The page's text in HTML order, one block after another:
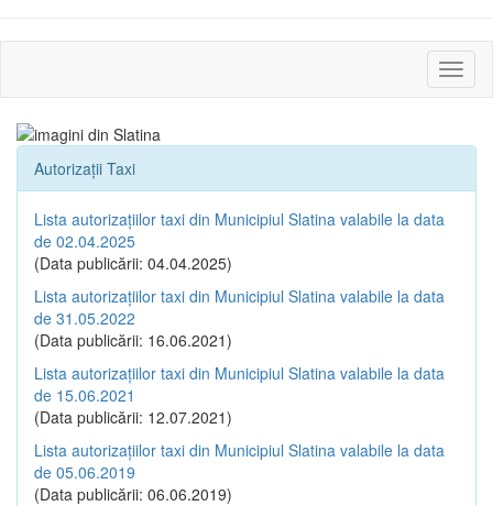
sau
Autorizații Taxi
Lista autorizațiilor taxi din Municipiul Slatina valabile la data
de 02.04.2025
(Data publicării: 04.04.2025)
Lista autorizațiilor taxi din Municipiul Slatina valabile la data
de 31.05.2022
(Data publicării: 16.06.2021)
Lista autorizațiilor taxi din Municipiul Slatina valabile la data
de 15.06.2021
(Data publicării: 12.07.2021)
Lista autorizațiilor taxi din Municipiul Slatina valabile la data
de 05.06.2019
(Data publicării: 06.06.2019)